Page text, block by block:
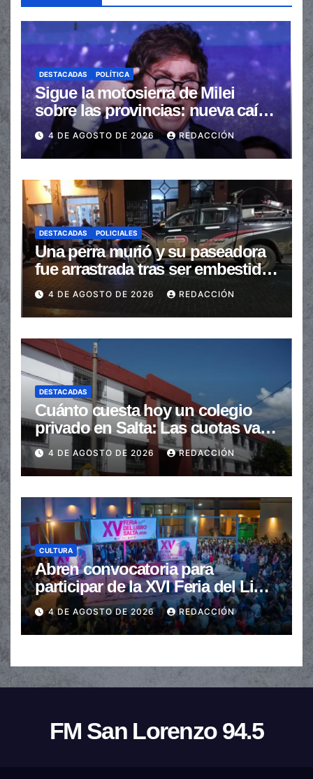
DESTACADAS POLÍTICA
Sigue la motosierra de Milei
sobre las provincias: nueva caída
de las transferencias no
automáticas
4 DE AGOSTO DE 2026 REDACCIÓN
DESTACADAS POLICIALES
Una perra murió y su paseadora
fue arrastrada tras ser embestidas
en la senda peatonal
4 DE AGOSTO DE 2026 REDACCIÓN
DESTACADAS
Cuánto cuesta hoy un colegio
privado en Salta: Las cuotas van
de $110.000 a más de $600.000
4 DE AGOSTO DE 2026 REDACCIÓN
CULTURA
Abren convocatoria para
participar de la XVI Feria del Libro
de Salta
4 DE AGOSTO DE 2026 REDACCIÓN
FM San Lorenzo 94.5